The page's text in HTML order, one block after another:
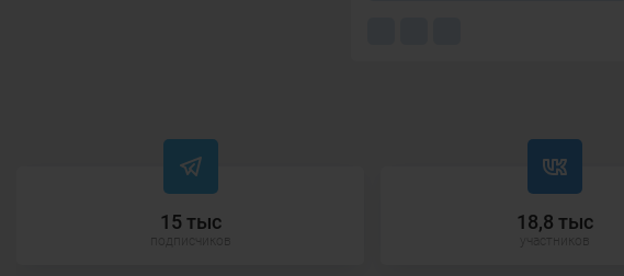
15 тыс 18,8 тыс